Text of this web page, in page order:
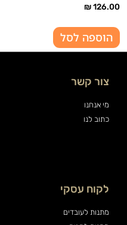
₪126.00
הוספה לסל
צור קשר
מי אנחנו
כתוב לנו
לקוח עסקי
מתנות לעובדים